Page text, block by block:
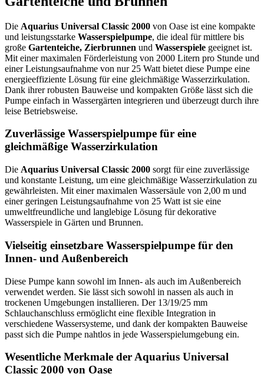
Die Aquarius Universal Classic 2000 von Oase ist eine kompakte
und leistungsstarke Wasserspielpumpe, die ideal für mittlere bis
große Gartenteiche, Zierbrunnen und Wasserspiele geeignet ist.
Mit einer maximalen Förderleistung von 2000 Litern pro Stunde und
einer Leistungsaufnahme von nur 25 Watt bietet diese Pumpe eine
energieeffiziente Lösung für eine gleichmäßige Wasserzirkulation.
Dank ihrer robusten Bauweise und kompakten Größe lässt sich die
Pumpe einfach in Wassergärten integrieren und überzeugt durch ihre
leise Betriebsweise.
Zuverlässige Wasserspielpumpe für eine
gleichmäßige Wasserzirkulation
Die Aquarius Universal Classic 2000 sorgt für eine zuverlässige
und konstante Leistung, um eine gleichmäßige Wasserzirkulation zu
gewährleisten. Mit einer maximalen Wassersäule von 2,00 m und
einer geringen Leistungsaufnahme von 25 Watt ist sie eine
umweltfreundliche und langlebige Lösung für dekorative
Wasserspiele in Gärten und Brunnen.
Vielseitig einsetzbare Wasserspielpumpe für den
Innen- und Außenbereich
Diese Pumpe kann sowohl im Innen- als auch im Außenbereich
verwendet werden. Sie lässt sich sowohl in nassen als auch in
trockenen Umgebungen installieren. Der 13/19/25 mm
Schlauchanschluss ermöglicht eine flexible Integration in
verschiedene Wassersysteme, und dank der kompakten Bauweise
passt sich die Pumpe nahtlos in jede Wasserspielumgebung ein.
Wesentliche Merkmale der Aquarius Universal
Classic 2000 von Oase